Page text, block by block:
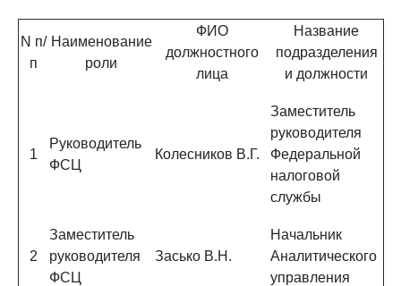
N п/
п
Наименование
роли
ФИО
должностного
лица
Название
подразделения
и должности
1
Руководитель
ФСЦ
Колесников В.Г.
Заместитель
руководителя
Федеральной
налоговой
службы
2
Заместитель
руководителя
ФСЦ
Засько В.Н.
Начальник
Аналитического
управления